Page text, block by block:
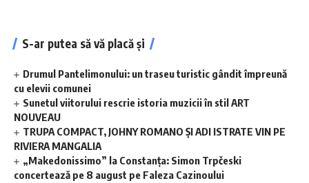
S-ar putea să vă placă și
Drumul Pantelimonului: un traseu turistic gândit împreună
cu elevii comunei
Sunetul viitorului rescrie istoria muzicii în stil ART
NOUVEAU
TRUPA COMPACT, JOHNY ROMANO ȘI ADI ISTRATE VIN PE
RIVIERA MANGALIA
„Makedonissimo” la Constanța: Simon Trpčeski
concertează pe 8 august pe Faleza Cazinoului